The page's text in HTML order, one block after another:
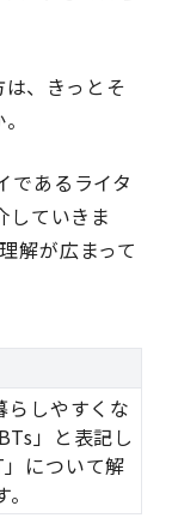
、きっとそ
であるライタ
していきま
解が広まって
らしやすくな
」と表記し
について解